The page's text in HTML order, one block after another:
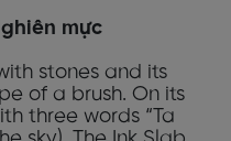
mực
stones and its
of a brush. On its
three words “Ta